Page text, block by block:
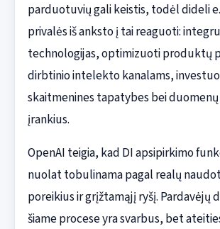
parduotuvių gali keistis, todėl dideli
privalės iš anksto į tai reaguoti:
technologijas, optimizuoti produktų
dirbtinio intelekto kanalams,
skaitmenines tapatybes bei duomenų
įrankius.
OpenAI teigia, kad DI apsipirkimo
nuolat tobulinama pagal realų
poreikius ir grįžtamąjį ryšį. Pardavėjų
šiame procese yra svarbus, bet